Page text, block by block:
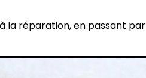
la réparation, en passant par